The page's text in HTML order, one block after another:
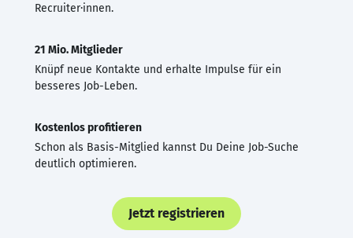
Recruiter·innen.
21 Mio. Mitglieder
Knüpf neue Kontakte und erhalte Impulse für ein
besseres Job-Leben.
Kostenlos profitieren
Schon als Basis-Mitglied kannst Du Deine Job-Suche
deutlich optimieren.
Jetzt registrieren